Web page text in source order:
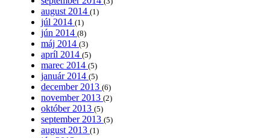
august 2014 (1)
júl 2014 (1)
jún 2014 (8)
máj 2014 (3)
apríl 2014 (5)
marec 2014 (5)
január 2014 (5)
december 2013 (6)
november 2013 (2)
október 2013 (5)
september 2013 (5)
august 2013 (1)